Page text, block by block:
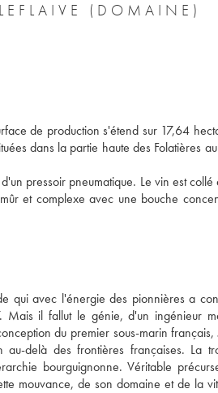
(DOMAINE)
de production s'étend sur 17,64
dans la partie haute des Folatières
pressoir pneumatique. Le vin est collé
et complexe avec une bouche
qui avec l'énergie des pionnières a
il fallut le génie, d'un ingénieur
du premier sous-marin français,
delà des frontières françaises. La
bourguignonne. Véritable
mouvance, de son domaine et de la